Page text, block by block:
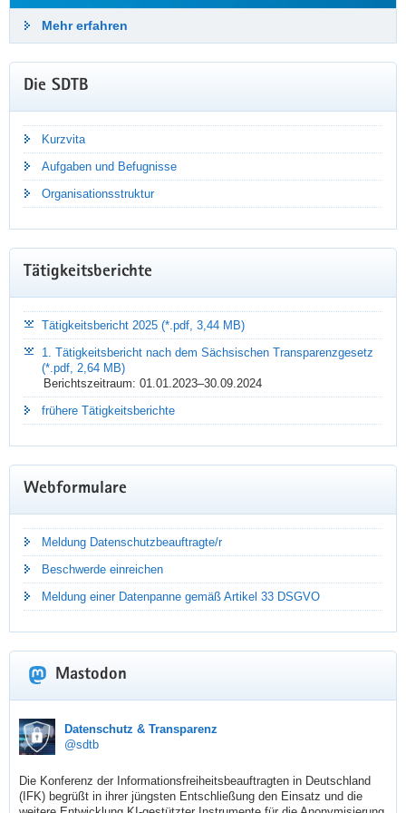
NEUIGKEITEN PER E-MAIL
Mit dem Newsletter der Sächsischen Datenschutz- und
Transparenzbeauftragten erhalten Sie quartalsweise aktuelle
Informationen, Tipps und Praxiswissen – kostenlos und direkt
in Ihr E-Mail-Postfach.
Mehr erfahren
TÄTIGKEITSBERICHT DATENSCHUTZ
2025
Dr. Juliane Hundert hat ihren neuen Jahresbericht
Mehr erfahren
Die SDTB
Kurzvita
Aufgaben und Befugnisse
Organisationsstruktur
Tätigkeitsberichte
Tätigkeitsbericht 2025 (*.pdf, 3,44 MB)
1. Tätigkeitsbericht nach dem Sächsischen Transparenzgesetz
(*.pdf, 2,64 MB)
Berichtszeitraum: 01.01.2023–30.09.2024
frühere Tätigkeitsberichte
Webformulare
Meldung Datenschutzbeauftragte/r
Beschwerde einreichen
Meldung einer Datenpanne gemäß Artikel 33 DSGVO
Mastodon
sdtb
Datenschutz & Transparenz
@sdtb
Die Konferenz der Informationsfreiheitsbeauftragten in Deutschland
(IFK) begrüßt in ihrer jüngsten Entschließung den Einsatz und die